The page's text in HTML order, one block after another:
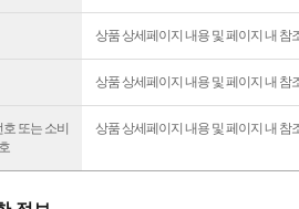
상품 상세페이지 내용 및 페이지 내 참
상품 상세페이지 내용 및 페이지 내 참
또는 소비
상품 상세페이지 내용 및 페이지 내 참